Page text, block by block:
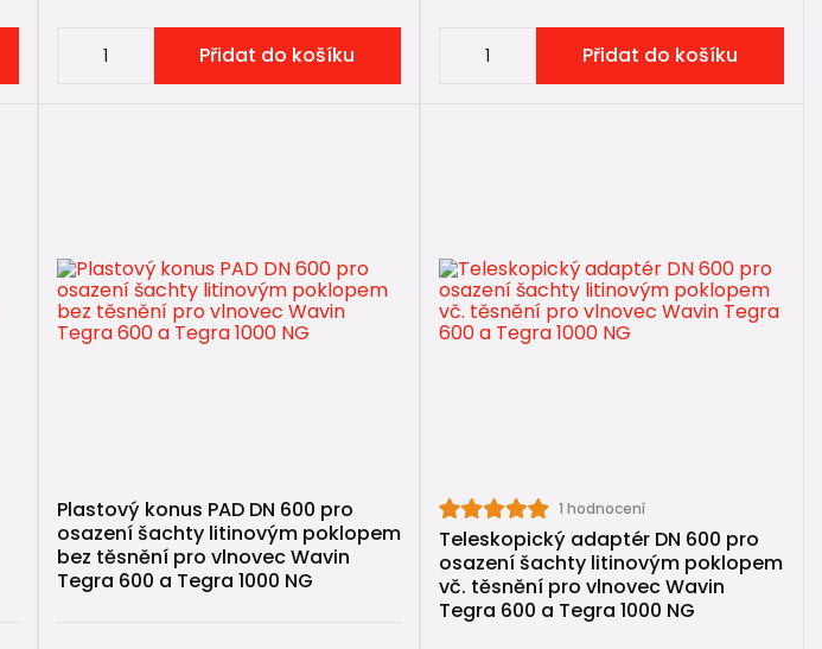
Přidat do košíku Přidat do košíku
Plastový konus PAD DN 600 pro
osazení šachty litinovým poklopem
bez těsnění pro vlnovec Wavin
Tegra 600 a Tegra 1000 NG
1 hodnocení
Teleskopický adaptér DN 600 pro
osazení šachty litinovým poklopem
vč. těsnění pro vlnovec Wavin
Tegra 600 a Tegra 1000 NG